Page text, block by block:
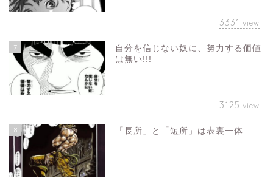
3331 view
7
自分を信じない奴に、努力する価値
は無い!!!
3125 view
8 「長所」と「短所」は表裏一体